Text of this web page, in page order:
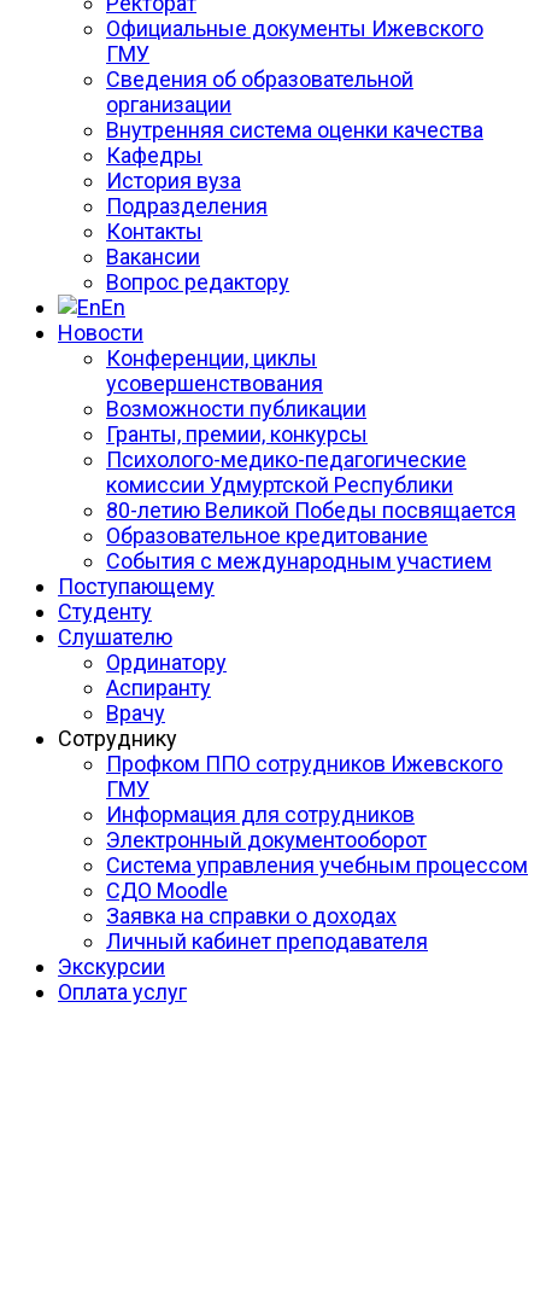
Официальные документы Ижевского
ГМУ
Сведения об образовательной
организации
Внутренняя система оценки качества
Кафедры
История вуза
Подразделения
Контакты
Вакансии
Вопрос редактору
En
Новости
Конференции, циклы
усовершенствования
Возможности публикации
Гранты, премии, конкурсы
Психолого-медико-педагогические
комиссии Удмуртской Республики
80-летию Великой Победы посвящается
Образовательное кредитование
События с международным участием
Поступающему
Студенту
Слушателю
Ординатору
Аспиранту
Врачу
Сотруднику
Профком ППО сотрудников Ижевского
ГМУ
Информация для сотрудников
Электронный документооборот
Система управления учебным процессом
СДО Moodle
Заявка на справки о доходах
Личный кабинет преподавателя
Экскурсии
Оплата услуг